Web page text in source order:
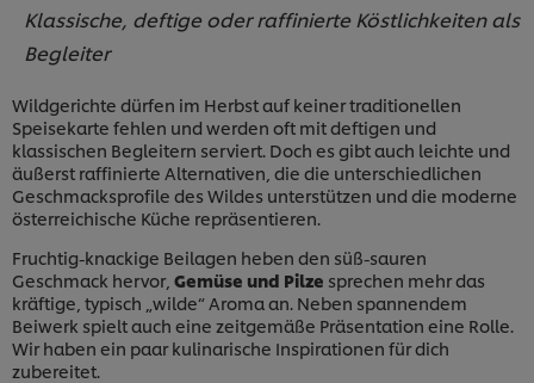
Klassische, deftige oder raffinierte Köstlichkeiten als
Begleiter
Wildgerichte dürfen im Herbst auf keiner traditionellen
Speisekarte fehlen und werden oft mit deftigen und
klassischen Begleitern serviert. Doch es gibt auch leichte und
äußerst raffinierte Alternativen, die die unterschiedlichen
Geschmacksprofile des Wildes unterstützen und die moderne
österreichische Küche repräsentieren.
Fruchtig-knackige Beilagen heben den süß-sauren
Geschmack hervor, Gemüse und Pilze sprechen mehr das
kräftige, typisch „wilde“ Aroma an. Neben spannendem
Beiwerk spielt auch eine zeitgemäße Präsentation eine Rolle.
Wir haben ein paar kulinarische Inspirationen für dich
zubereitet.